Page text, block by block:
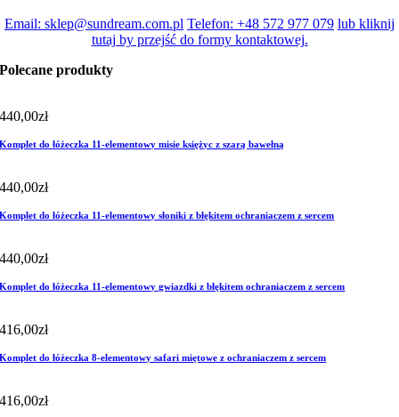
Email: sklep@sundream.com.pl Telefon: +48 572 977 079 lub kliknij
tutaj by przejść do formy kontaktowej.
Polecane produkty
440,00zł
Komplet do łóżeczka 11-elementowy misie księżyc z szarą bawełną
440,00zł
Komplet do łóżeczka 11-elementowy słoniki z błękitem ochraniaczem z sercem
440,00zł
Komplet do łóżeczka 11-elementowy gwiazdki z błękitem ochraniaczem z sercem
416,00zł
Komplet do łóżeczka 8-elementowy safari miętowe z ochraniaczem z sercem
416,00zł